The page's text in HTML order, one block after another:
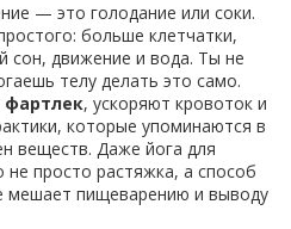
— это голодание или соки.
больше клетчатки,
сон, движение и вода. Ты не
телу делать это само.
фартлек, ускоряют кровоток и
которые упоминаются в
веществ. Даже йога для
просто растяжка, а способ
мешает пищеварению и выводу